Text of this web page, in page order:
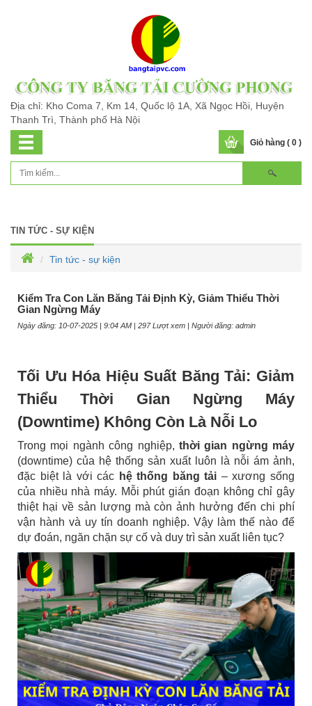
Địa chỉ: Kho Coma 7, Km 14, Quốc lộ 1A, Xã Ngọc Hồi, Huyện
Thanh Trì, Thành phố Hà Nội
Giỏ hàng ( 0 )
TIN TỨC - SỰ KIỆN
Tin tức - sự kiện
Kiểm Tra Con Lăn Băng Tải Định Kỳ, Giảm Thiểu Thời
Gian Ngừng Máy
Ngày đăng: 10-07-2025 | 9:04 AM | 297 Lượt xem | Người đăng: admin
Tối Ưu Hóa Hiệu Suất Băng Tải: Giảm
Thiểu Thời Gian Ngừng Máy
(Downtime) Không Còn Là Nỗi Lo
Trong mọi ngành công nghiệp, thời gian ngừng máy
(downtime) của hệ thống sản xuất luôn là nỗi ám ảnh,
đặc biệt là với các hệ thống băng tải – xương sống
của nhiều nhà máy. Mỗi phút gián đoạn không chỉ gây
thiệt hại về sản lượng mà còn ảnh hưởng đến chi phí
vận hành và uy tín doanh nghiệp. Vậy làm thế nào để
dự đoán, ngăn chặn sự cố và duy trì sản xuất liên tục?